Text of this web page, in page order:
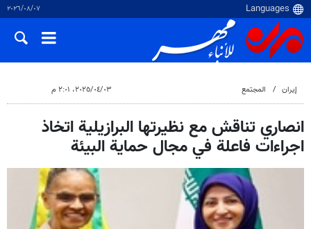
٠٧‏/٠٨‏/٢٠٢٦
إيران المجتمع ٠٣‏/٠٤‏/٢٠٢٥، ٢:٠١ م
انصاري تناقش مع نظيرتها البرازيلية اتخاذ
اجراءات فاعلة في مجال حماية البيئة